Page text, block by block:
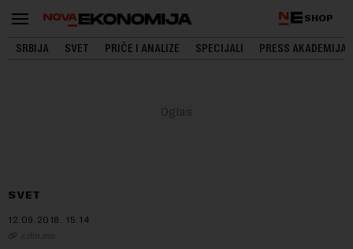
SHOP
SRBIJA SVET PRIČE I ANALIZE SPECIJALI PRESS AKADEMIJA
SVET
12.09.2018. 15:14
cdm.me